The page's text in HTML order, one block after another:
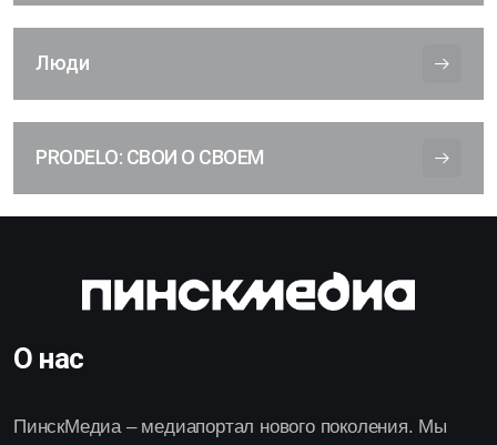
Люди
PRODELO: СВОИ О СВОЕМ
О нас
ПинскМедиа – медиапортал нового поколения. Мы